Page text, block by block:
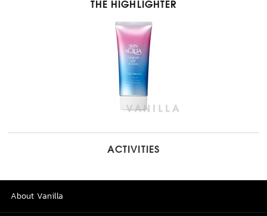
THE HIGHLIGHTER
ACTIVITIES
About Vanilla